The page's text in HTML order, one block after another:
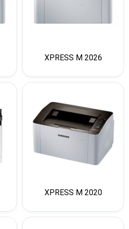
XPRESS M 2026
XPRESS M 2020